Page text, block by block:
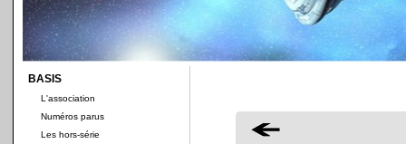
BASIS
L'association
Numéros parus
Les hors-série